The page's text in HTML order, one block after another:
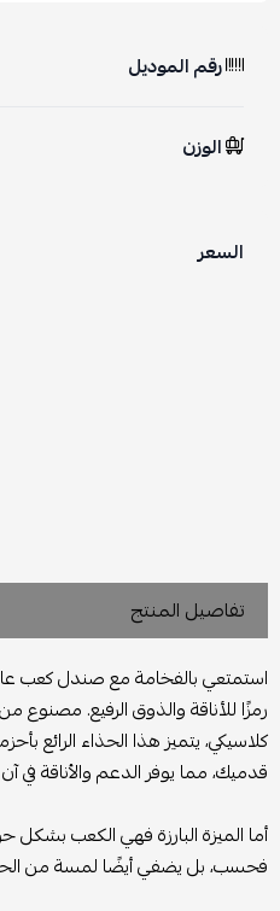
رقم الموديل
الوزن
السعر
تفاصيل المنتج
استمتعي بالفخامة مع صندل كعب
رمزًا للأناقة والذوق الرفيع. مصنوع
كلاسيكي، يتميز هذا الحذاء الرائع
قدميك، مما يوفر الدعم والأناقة في
فحسب، بل يضفي أيضًا لمسة من